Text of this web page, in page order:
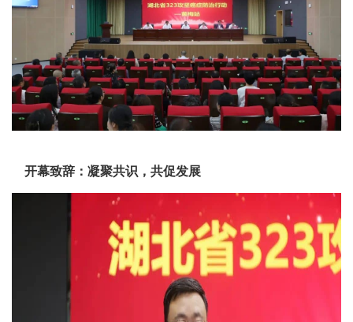
开幕致辞：凝聚共识，共促发展